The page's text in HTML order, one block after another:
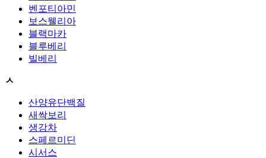
벤포티아민
보스웰리아
블랙마카
블루베리
빌베리
ㅅ
산양유단백질
새싹보리
생강차
스페르미딘
시서스